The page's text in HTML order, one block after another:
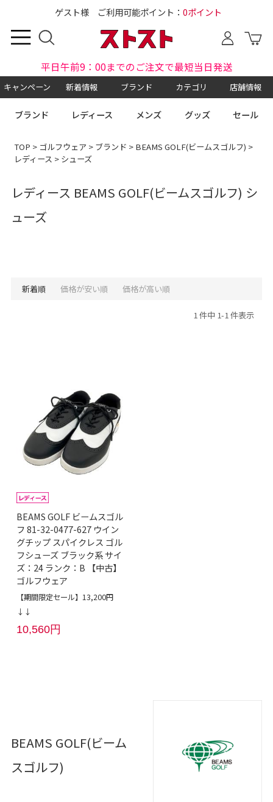
ゲスト様 ご利用可能ポイント： 0ポイント
平日午前9：00までのご注文で最短当日発送
キャンペーン 新着情報 ブランド カテゴリ 店舗情報
ブランド レディース メンズ グッズ セール
TOP > ゴルフウェア > ブランド > BEAMS GOLF(ビームスゴルフ) >
レディース > シューズ
レディース BEAMS GOLF(ビームスゴルフ) シ
ューズ
新着順 価格が安い順 価格が高い順
1 件中 1-1 件表示
BEAMS GOLF ビームスゴル
フ 81-32-0477-627 ウイン
グチップ スパイクレス ゴル
フシューズ ブラック系 サイ
ズ：24 ランク：B 【中古】
ゴルフウェア
【期間限定セール】13,200円
↓↓
10,560円
BEAMS GOLF(ビーム
スゴルフ)